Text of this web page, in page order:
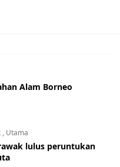
Alam Borneo
, Utama
lulus peruntukan